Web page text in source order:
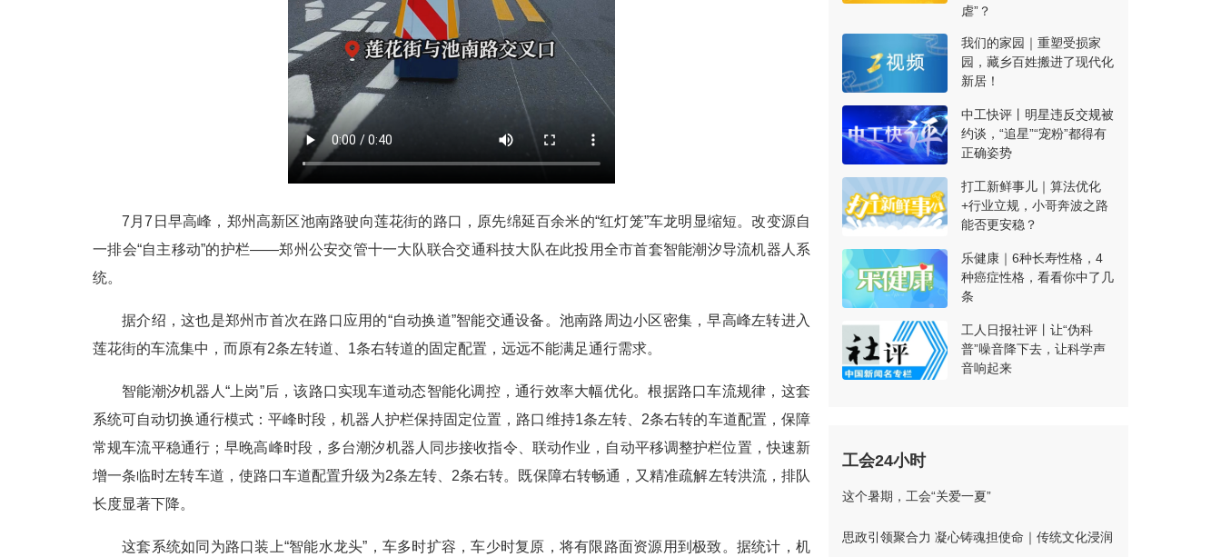
7月7日早高峰，郑州高新区池南路驶向莲花街的路口，原先绵延百余米的“红灯笼”车龙明显缩短。改变源自
一排会“自主移动”的护栏——郑州公安交管十一大队联合交通科技大队在此投用全市首套智能潮汐导流机器人系
统。
据介绍，这也是郑州市首次在路口应用的“自动换道”智能交通设备。池南路周边小区密集，早高峰左转进入
莲花街的车流集中，而原有2条左转道、1条右转道的固定配置，远远不能满足通行需求。
智能潮汐机器人“上岗”后，该路口实现车道动态智能化调控，通行效率大幅优化。根据路口车流规律，这套
系统可自动切换通行模式：平峰时段，机器人护栏保持固定位置，路口维持1条左转、2条右转的车道配置，保障
常规车流平稳通行；早晚高峰时段，多台潮汐机器人同步接收指令、联动作业，自动平移调整护栏位置，快速新
增一条临时左转车道，使路口车道配置升级为2条左转、2条右转。既保障右转畅通，又精准疏解左转洪流，排队
长度显著下降。
这套系统如同为路口装上“智能水龙头”，车多时扩容，车少时复原，将有限路面资源用到极致。据统计，机
虐”？
我们的家园｜重塑受损家
园，藏乡百姓搬进了现代化
新居！
中工快评丨明星违反交规被
约谈，“追星”“宠粉”都得有
正确姿势
打工新鲜事儿｜算法优化
+行业立规，小哥奔波之路
能否更安稳？
乐健康｜6种长寿性格，4
种癌症性格，看看你中了几
条
工人日报社评丨让“伪科
普”噪音降下去，让科学声
音响起来
工会24小时
这个暑期，工会“关爱一夏”
思政引领聚合力 凝心铸魂担使命｜传统文化浸润